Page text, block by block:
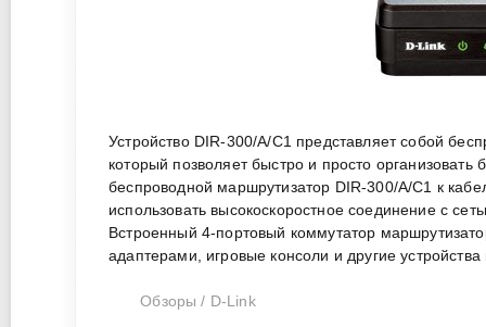
Устройство DIR-300/A/C1 представляет собой
который позволяет быстро и просто
беспроводной маршрутизатор DIR-300/A/C1 к
использовать высокоскоростное соединение с
Встроенный 4-портовый коммутатор
адаптерами, игровые консоли и другие
Обзоры / D-Link